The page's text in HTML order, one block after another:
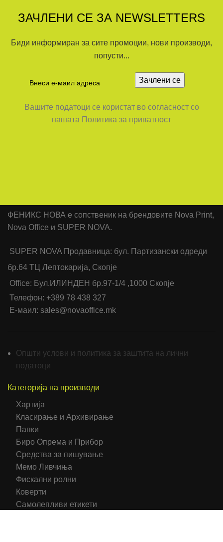
ЗАЧЛЕНИ СЕ ЗА NEWSLETTERS
Биди информиран за сите промоции, нови производи,
попусти...
Вашите податоци се користат во согласност со
нашата Политика за приватност
ФЕНИКС НОВА е сопственик на брендовите Nova Print,
Nova Office и SUPER NOVA.
SUPER NOVA Продавница: бул. Партизански одреди
бр.64 ТЦ Лептокарија, Скопје
Office: Бул.ИЛИНДЕН бр.97-1/4 ,1000 Скопје
Телефон: +389 78 438 327
Е-маил: sales@novaoffice.mk
Општи услови и политика за заштита на лични
податоци
Категорија на производи
Хартија
Класирање и Архивирање
Папки
Биро Опрема и Прибор
Средства за пишување
Мемо Ливчиња
Фискални ролни
Коверти
Самолепливи етикети